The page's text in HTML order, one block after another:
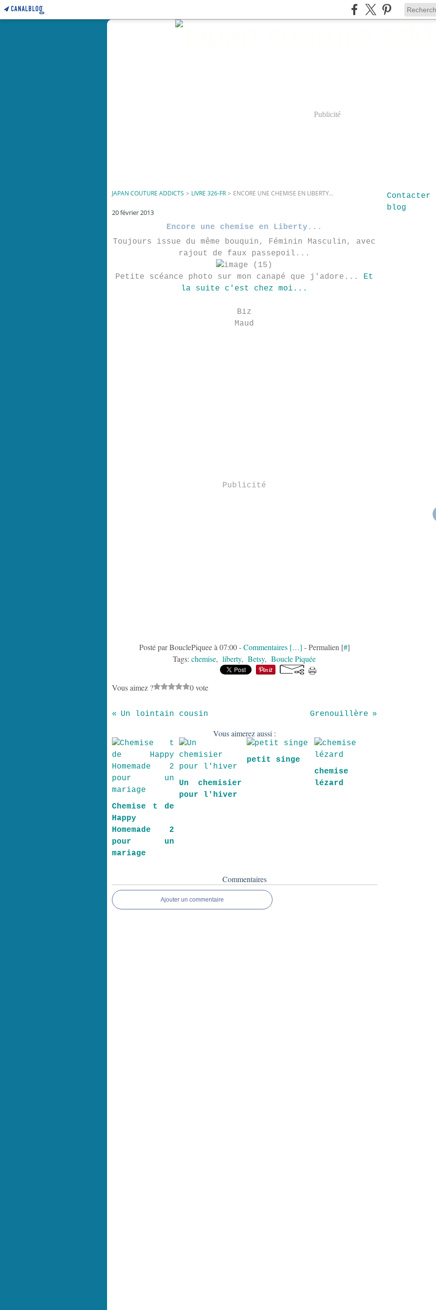
Publicité
JAPAN COUTURE ADDICTS > LIVRE 326-FR > ENCORE UNE CHEMISE EN LIBERTY...
20 février 2013
Encore une chemise en Liberty...
Toujours issue du même bouquin, Féminin Masculin, avec
rajout de faux passepoil...
Petite scéance photo sur mon canapé que j'adore...
Et
la suite c'est chez moi...
Biz
Maud
Publicité
Posté par BouclePiquee à 07:00 -Commentaires […] - Permalien [#]
Tags: chemise, liberty, Betsy, Boucle Piquée
Vous aimez ? 0 vote
Un lointain cousin Grenouillère
Vous aimerez aussi :
Chemise t de
Happy
Homemade 2
pour un
mariage
Un chemisier
pour l'hiver
petit singe
chemise
lézard
Commentaires
Ajouter un commentaire
blog